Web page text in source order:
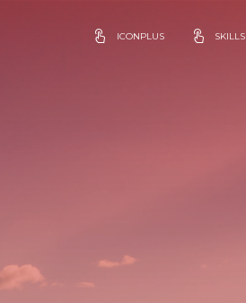
ICONPLUS SKILLS